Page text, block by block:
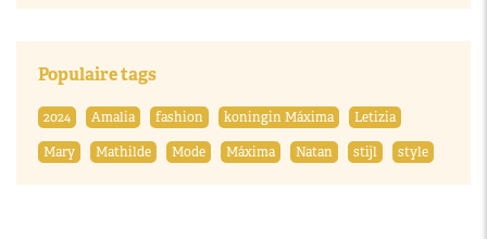
Populaire tags
2024 Amalia fashion koningin Máxima
Letizia
Mary
Mathilde Mode Máxima Natan stijl style